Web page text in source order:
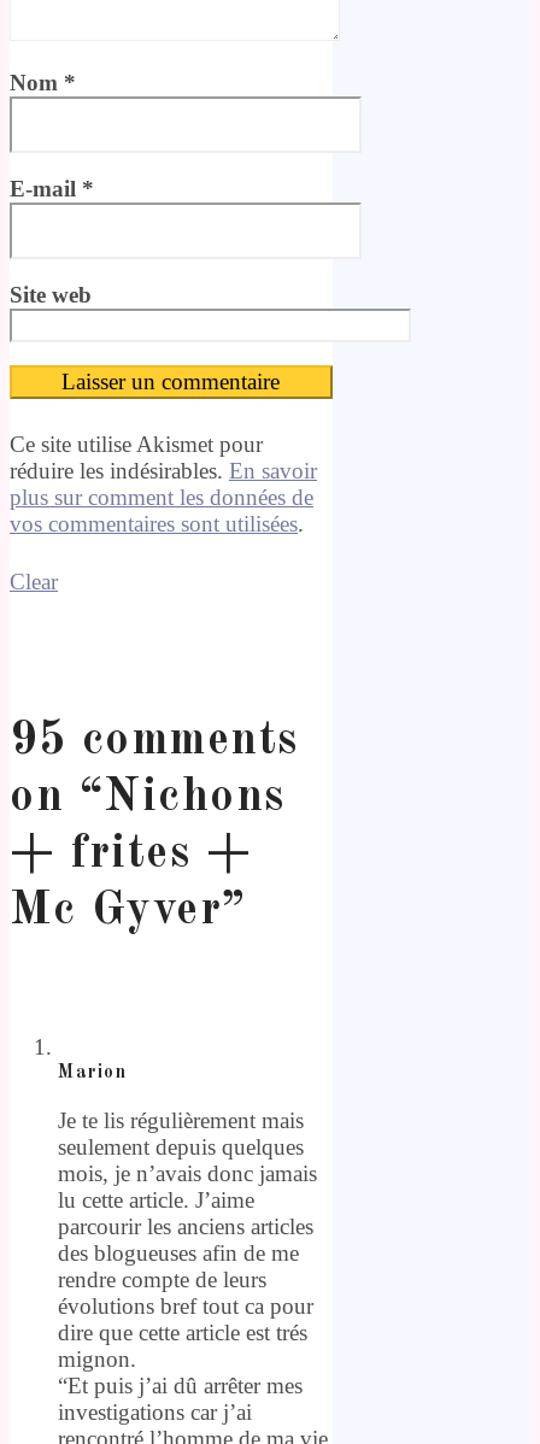
Nom *
E-mail *
Site web
Ce site utilise Akismet pour
réduire les indésirables. En savoir
plus sur comment les données de
vos commentaires sont utilisées.
Clear
95 comments
on “Nichons
+ frites +
Mc Gyver”
Marion
Je te lis régulièrement mais
seulement depuis quelques
mois, je n’avais donc jamais
lu cette article. J’aime
parcourir les anciens articles
des blogueuses afin de me
rendre compte de leurs
évolutions bref tout ca pour
dire que cette article est trés
mignon.
“Et puis j’ai dû arrêter mes
investigations car j’ai
rencontré l’homme de ma vie